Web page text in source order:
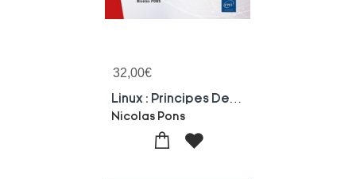
32,00€
Nicolas Pons